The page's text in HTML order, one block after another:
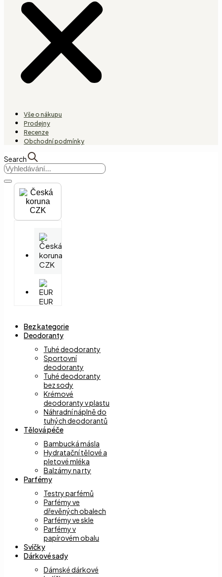
Vše o nákupu
Prodejny
Recenze
Obchodní podmínky
Search
CZK
CZK
EUR
Bez kategorie
Deodoranty
Tuhé deodoranty
Sportovní
deodoranty
Tuhé deodoranty
bez sody
Krémové
deodoranty v plastu
Náhradní náplně do
tuhých deodorantů
Tělová péče
Bambucká másla
Hydratační tělové a
pletové mléka
Balzámy na rty
Parfémy
Testry parfémů
Parfémy ve
dřevěných obalech
Parfémy ve skle
Parfémy v
papírovém obalu
Svíčky
Dárkové sady
Dámské dárkové